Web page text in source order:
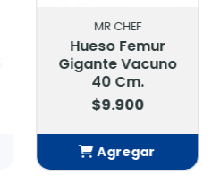
MR CHEF
Hueso Femur
Gigante Vacuno
40 Cm.
$9.900
Agregar